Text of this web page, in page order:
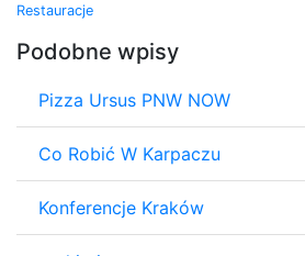
Restauracje
Podobne wpisy
Pizza Ursus PNW NOW
Co Robić W Karpaczu
Konferencje Kraków